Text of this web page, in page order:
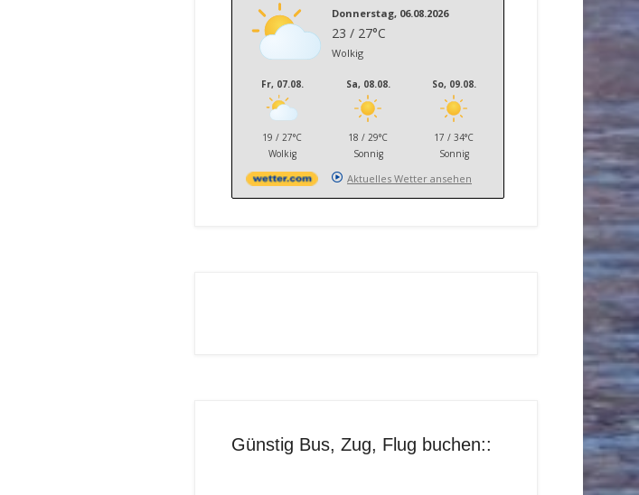
Donnerstag, 06.08.2026
23 / 27°C
Wolkig
Fr, 07.08.
19 / 27°C
Wolkig
Sa, 08.08.
18 / 29°C
Sonnig
So, 09.08.
17 / 34°C
Sonnig
Aktuelles Wetter ansehen
Günstig Bus, Zug, Flug buchen::